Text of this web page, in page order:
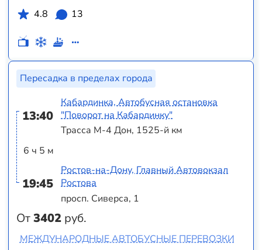
4.8
13
Пересадка в пределах города
13:40
6 ч 5 м
19:45
От3402 руб.
Кабардинка, Автобусная остановка
"Поворот на Кабардинку"
Трасса М-4 Дон, 1525-й км
Ростов-на-Дону, Главный Автовокзал
Ростова
просп. Сиверса, 1
МЕЖДУНАРОДНЫЕ АВТОБУСНЫЕ ПЕРЕВОЗКИ